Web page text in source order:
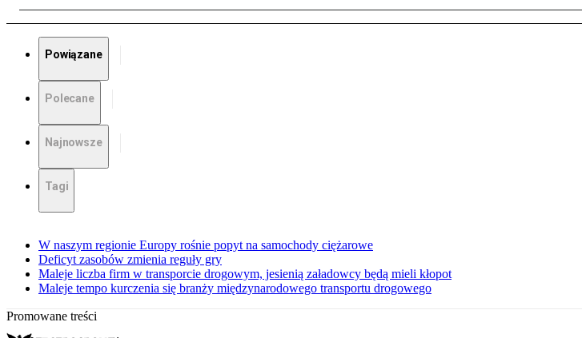
Powiązane
Polecane
Najnowsze
Tagi
W naszym regionie Europy rośnie popyt na samochody ciężarowe
Deficyt zasobów zmienia reguły gry
Maleje liczba firm w transporcie drogowym, jesienią załadowcy będą mieli kłopot
Maleje tempo kurczenia się branży międzynarodowego transportu drogowego
Promowane treści